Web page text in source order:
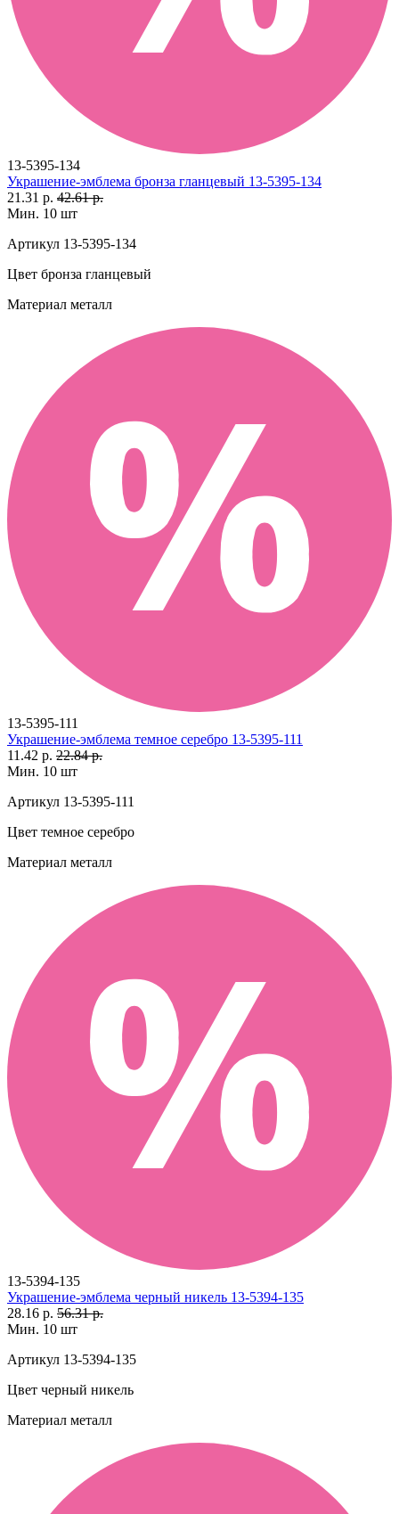
13-5395-134
Украшение-эмблема бронза гланцевый 13-5395-134
21.31 р. 42.61 р.
Мин. 10 шт
Артикул 13-5395-134
Цвет бронза гланцевый
Материал металл
13-5395-111
Украшение-эмблема темное серебро 13-5395-111
11.42 р. 22.84 р.
Мин. 10 шт
Артикул 13-5395-111
Цвет темное серебро
Материал металл
13-5394-135
Украшение-эмблема черный никель 13-5394-135
28.16 р. 56.31 р.
Мин. 10 шт
Артикул 13-5394-135
Цвет черный никель
Материал металл